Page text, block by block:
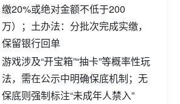
缴20%或绝对金额不低于200
万）；土办法：分批次完成实缴，
保留银行回单
游戏涉及“开宝箱”“抽卡”等概率性玩
法，需在公示中明确保底机制；无
保底则强制标注“未成年人禁入”